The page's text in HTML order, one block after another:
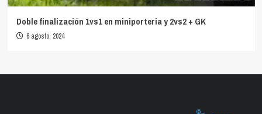
Doble finalización 1vs1 en miniporteria y 2vs2 + GK
6 agosto, 2024